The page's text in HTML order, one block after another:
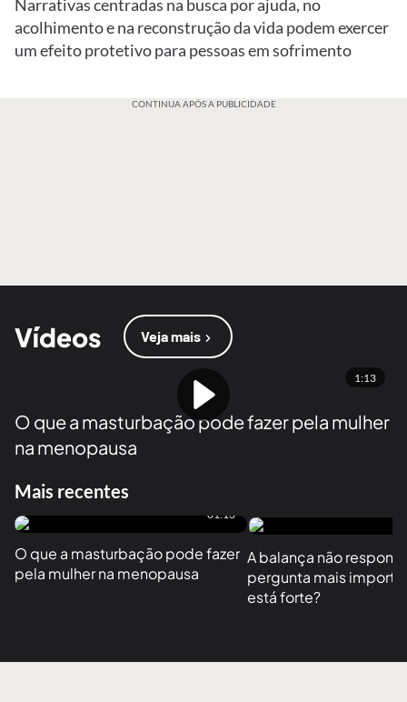
Narrativas centradas na busca por ajuda, no
acolhimento e na reconstrução da vida podem exercer
um efeito protetivo para pessoas em sofrimento
CONTINUA APÓS A PUBLICIDADE
Vídeos Veja mais
1:13
O que a masturbação pode fazer pela mulher
na menopausa
Mais recentes
01:13
O que a masturbação pode fazer
pela mulher na menopausa
A balança não
pergunta mais
está forte?